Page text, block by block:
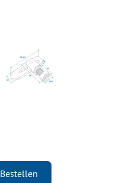
Bestellen